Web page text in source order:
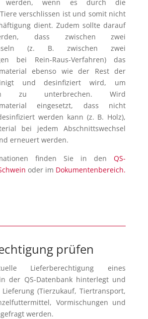
werden, wenn es durch die
verschlissen ist und somit nicht
dient. Zudem sollte darauf
dass zwischen zwei
(z. B. zwischen zwei
bei Rein-Raus-Verfahren) das
ebenso wie der Rest der
und desinfiziert wird, um
zu unterbrechen. Wird
eingesetzt, dass nicht
werden kann (z. B. Holz),
bei jedem Abschnittswechsel
erneuert werden.
finden Sie in denQS-
oder im Dokumentenbereich.
prüfen
Lieferberechtigung eines
der QS-Datenbank hinterlegt und
(Tierzukauf, Tiertransport,
Vormischungen und
werden.